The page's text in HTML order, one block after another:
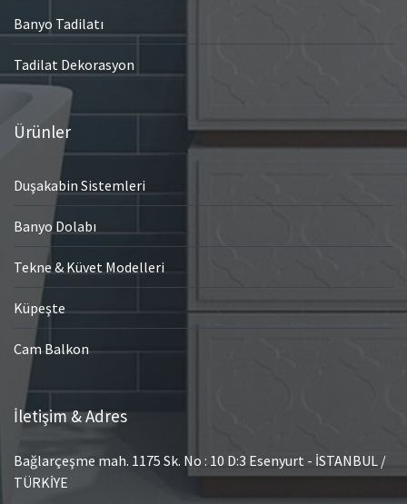
Banyo Tadilatı
Tadilat Dekorasyon
Ürünler
Duşakabin Sistemleri
Banyo Dolabı
Tekne & Küvet Modelleri
Küpeşte
Cam Balkon
İletişim & Adres
Bağlarçeşme mah. 1175 Sk. No : 10 D:3 Esenyurt - İSTANBUL /
TÜRKİYE